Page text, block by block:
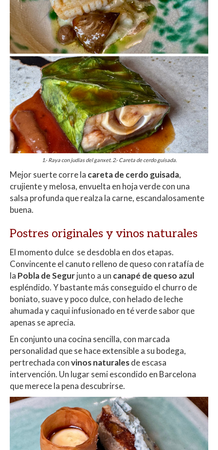
1.- Raya con judías del ganxet. 2.- Careta de cerdo guisada.
Mejor suerte corre la careta de cerdo guisada,
crujiente y melosa, envuelta en hoja verde con una
salsa profunda que realza la carne, escandalosamente
buena.
Postres originales y vinos naturales
El momento dulce se desdobla en dos etapas.
Convincente el canuto relleno de queso con ratafía de
la Pobla de Segurjunto a un canapé de queso azul
espléndido. Y bastante más conseguido el churro de
boniato, suave y poco dulce, con helado de leche
ahumada y caqui infusionado en té verde sabor que
apenas se aprecia.
En conjunto una cocina sencilla, con marcada
personalidad que se hace extensible a su bodega,
pertrechada convinos naturalesde escasa
intervención. Un lugar semi escondido en Barcelona
que merece la pena descubrirse.